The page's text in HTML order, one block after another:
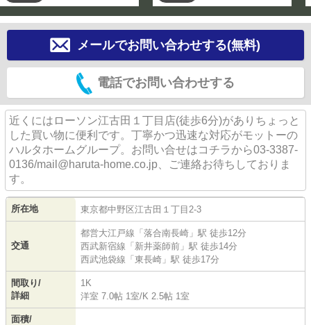
メールでお問い合わせする(無料)
電話でお問い合わせする
近くにはローソン江古田１丁目店(徒歩6分)がありちょっと
した買い物に便利です。丁寧かつ迅速な対応がモットーの
ハルタホームグループ。お問い合せはコチラから03-3387-
0136/mail@haruta-home.co.jp、ご連絡お待ちしておりま
す。
所在地 東京都中野区江古田 １丁目2-3
交通
都営大江戸線 「 落合南長崎 」駅 徒歩12分
西武新宿線 「 新井薬師前 」駅 徒歩14分
西武池袋線 「 東長崎 」駅 徒歩17分
間取り/
詳細
1K
洋室 7.0帖 1室/K 2.5帖 1室
面積/